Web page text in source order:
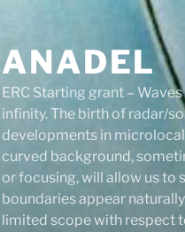
ANADEL
ERC Starting grant –
infinity. The birth of radar/
developments in microlocal
curved background,
or focusing, will allow us to
boundaries appear
limited scope with respect